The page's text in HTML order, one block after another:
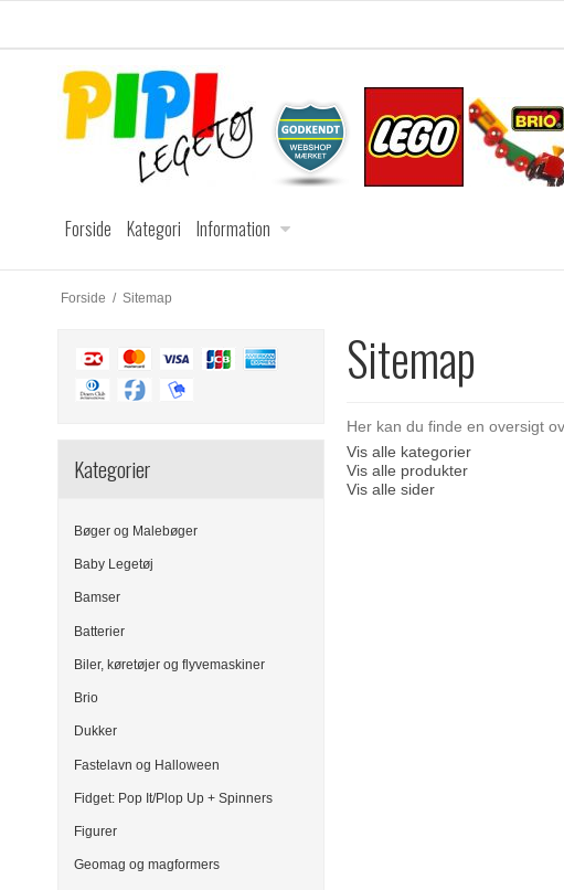
Forside Kategori Information
Forside / Sitemap
Kategorier
Bøger og Malebøger
Baby Legetøj
Bamser
Batterier
Biler, køretøjer og flyvemaskiner
Brio
Dukker
Fastelavn og Halloween
Fidget: Pop It/Plop Up + Spinners
Figurer
Geomag og magformers
Sitemap
Her kan du finde en oversigt
Vis alle kategorier
Vis alle produkter
Vis alle sider